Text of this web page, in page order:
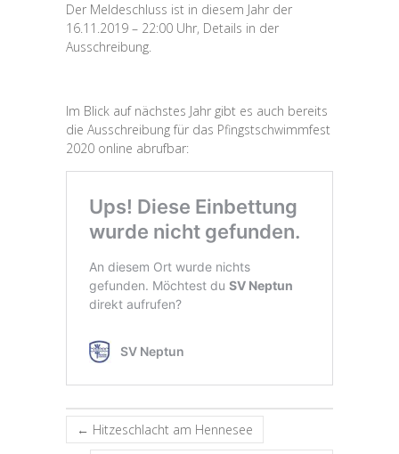
Der Meldeschluss ist in diesem Jahr der
16.11.2019 – 22:00 Uhr, Details in der
Ausschreibung.
Im Blick auf nächstes Jahr gibt es auch bereits
die Ausschreibung für das Pfingstschwimmfest
2020 online abrufbar:
← Hitzeschlacht am Hennesee